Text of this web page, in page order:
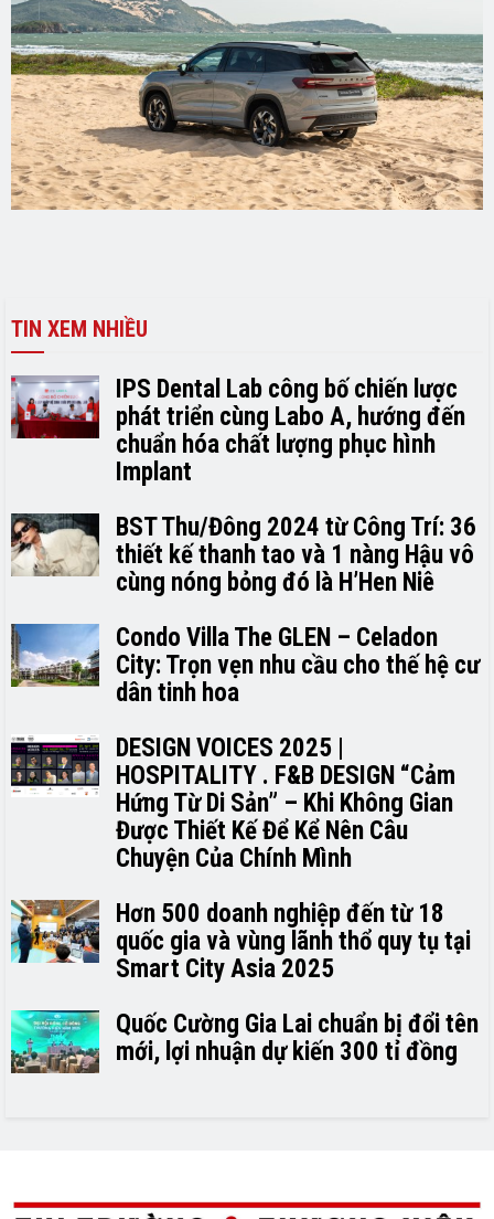
TIN XEM NHIỀU
IPS Dental Lab công bố chiến lược
phát triển cùng Labo A, hướng đến
chuẩn hóa chất lượng phục hình
Implant
BST Thu/Đông 2024 từ Công Trí: 36
thiết kế thanh tao và 1 nàng Hậu vô
cùng nóng bỏng đó là H’H­­­­en Niê
Condo Villa The GLEN – Celadon
City: Trọn vẹn nhu cầu cho thế hệ cư
dân tinh hoa
DESIGN VOICES 2025 |
HOSPITALITY . F&B DESIGN “Cảm
Hứng Từ Di Sản” – Khi Không Gian
Được Thiết Kế Để Kể Nên Câu
Chuyện Của Chính Mình
Hơn 500 doanh nghiệp đến từ 18
quốc gia và vùng lãnh thổ quy tụ tại
Smart City Asia 2025
Quốc Cường Gia Lai chuẩn bị đổi tên
mới, lợi nhuận dự kiến 300 tỉ đồng